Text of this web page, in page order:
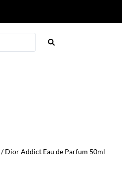
/ Dior Addict Eau de Parfum 50ml